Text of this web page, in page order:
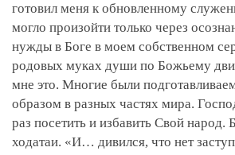
готовил меня к обновленному
могло произойти только через
нужды в Боге в моем собственном
родовых муках души по Божьему
мне это. Многие были
образом в разных частях мира.
раз посетить и избавить Свой
ходатаи. «И… дивился, что нет